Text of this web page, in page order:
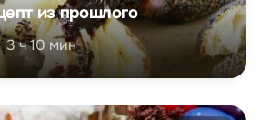
из прошлого
3 ч 10 мин